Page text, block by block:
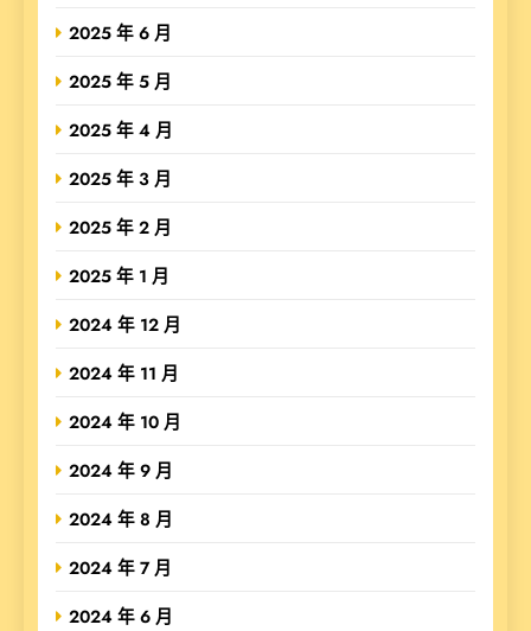
2025 年 6 月
2025 年 5 月
2025 年 4 月
2025 年 3 月
2025 年 2 月
2025 年 1 月
2024 年 12 月
2024 年 11 月
2024 年 10 月
2024 年 9 月
2024 年 8 月
2024 年 7 月
2024 年 6 月